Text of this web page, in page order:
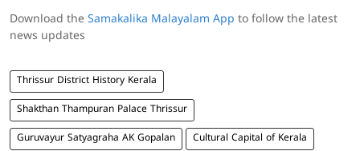
Download the Samakalika Malayalam App to follow the latest
news updates
Thrissur District History Kerala
Shakthan Thampuran Palace Thrissur
Guruvayur Satyagraha AK Gopalan Cultural Capital of Kerala